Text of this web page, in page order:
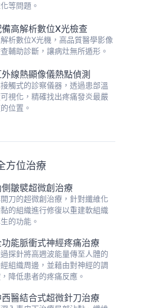
等問題。
高解析數位X光檢查
析數位X光機，高品質醫學影像
輔助診斷，讓病灶無所遁形。
線熱顯像儀熱點偵測
觸式的診察儀器，透過患部溫
視化，精確找出疼痛發炎最嚴
位置。
方位治療
側皺襞超微創治療
刀的超微創治療，針對纖維化
的組織進行修復以重建軟組織
的功能。
能脈衝式神經疼痛治療
探針將高週波能量傳至人體的
組織周邊，並藉由對神經的調
降低患者的疼痛反應。
西醫結合式超微針刀治療